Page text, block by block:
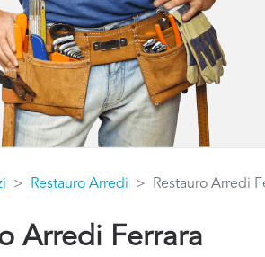
Restauro Arredi Restauro Arredi
Arredi Ferrara